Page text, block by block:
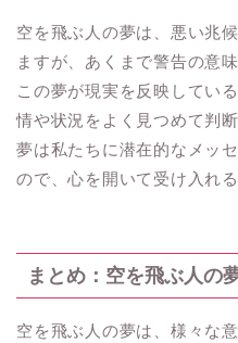
空を飛ぶ人の夢は、悪い兆
ますが、あくまで警告の意
この夢が現実を反映してい
情や状況をよく見つめて判
夢は私たちに潜在的なメッ
ので、心を開いて受け入れ
まとめ：空を飛ぶ人の
空を飛ぶ人の夢は、様々な